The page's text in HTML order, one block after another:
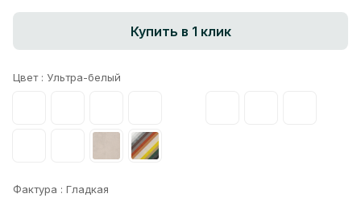
Купить в 1 клик
Цвет : Ультра-белый
Фактура : Гладкая